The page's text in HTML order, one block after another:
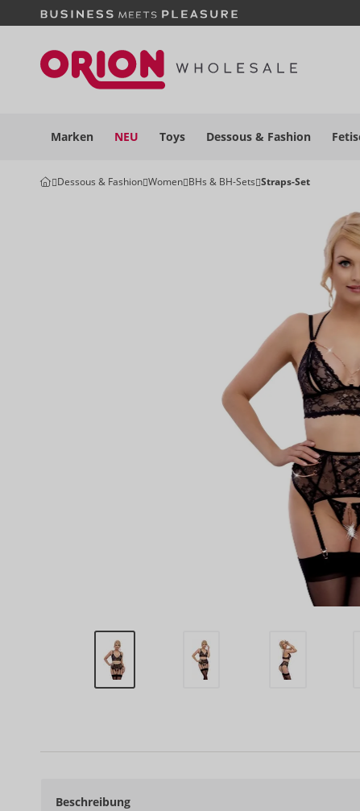
Marken NEU Toys Dessous & Fashion
Dessous & Fashion Women BHs & BH-Sets Straps-Set
Beschreibung